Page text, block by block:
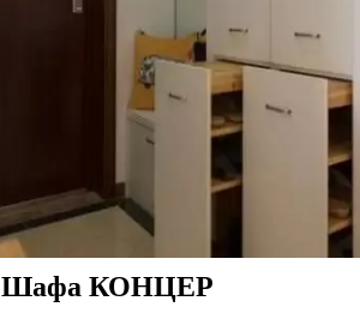
Шафа КОНЦЕР